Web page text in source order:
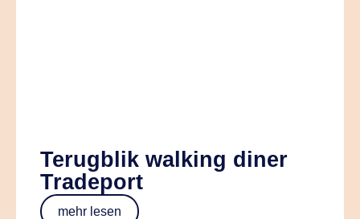
Terugblik walking diner
Tradeport
mehr lesen